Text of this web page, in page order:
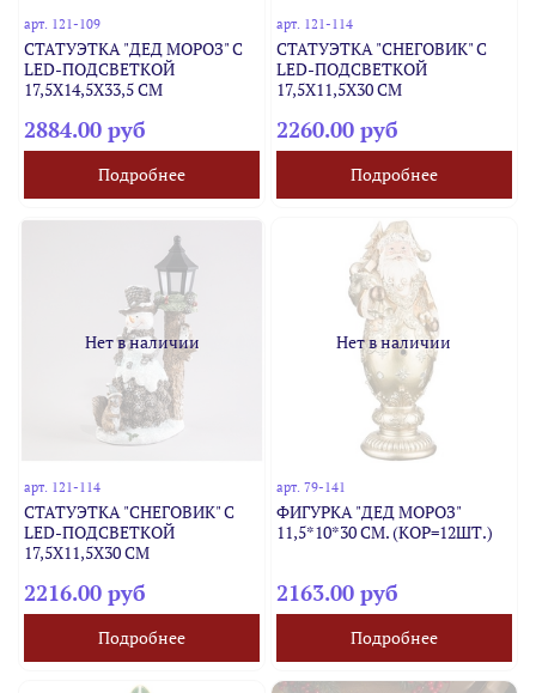
арт. 121-109
СТАТУЭТКА "ДЕД МОРОЗ" С
LED-ПОДСВЕТКОЙ
17,5Х14,5Х33,5 СМ
2884.00 руб
Подробнее
арт. 121-114
СТАТУЭТКА "СНЕГОВИК" С
LED-ПОДСВЕТКОЙ
17,5Х11,5Х30 СМ
2260.00 руб
Подробнее
Нет в наличии
арт. 121-114
СТАТУЭТКА "СНЕГОВИК" С
LED-ПОДСВЕТКОЙ
17,5Х11,5Х30 СМ
2216.00 руб
Подробнее
Нет в наличии
арт. 79-141
ФИГУРКА "ДЕД МОРОЗ"
11,5*10*30 СМ. (КОР=12ШТ.)
2163.00 руб
Подробнее